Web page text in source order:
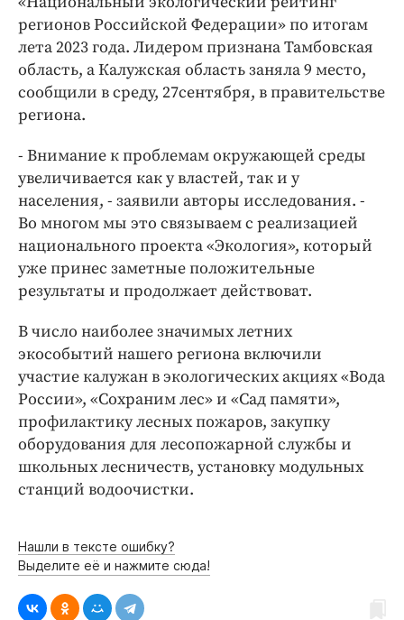
Интересное чтиво
Клиника года
Бренд года
Работодатель года
регионов Российской Федерации» по итогам
лета 2023 года. Лидером признана Тамбовская
область, а Калужская область заняла 9 место,
сообщили в среду, 27сентября, в правительстве
региона.
- Внимание к проблемам окружающей среды
увеличивается как у властей, так и у
населения, - заявили авторы исследования. -
Во многом мы это связываем с реализацией
национального проекта «Экология», который
уже принес заметные положительные
результаты и продолжает действоват.
В число наиболее значимых летних
экособытий нашего региона включили
участие калужан в экологических акциях «Вода
России», «Сохраним лес» и «Сад памяти»,
профилактику лесных пожаров, закупку
оборудования для лесопожарной службы и
школьных лесничеств, установку модульных
станций водоочистки.
Нашли в тексте ошибку?
Выделите её и нажмите сюда!